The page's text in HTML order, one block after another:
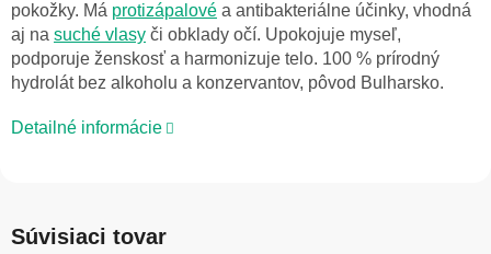
pokožky. Má protizápalové a antibakteriálne účinky, vhodná
aj na suché vlasy či obklady očí. Upokojuje myseľ,
podporuje ženskosť a harmonizuje telo. 100 % prírodný
hydrolát bez alkoholu a konzervantov, pôvod Bulharsko.
Detailné informácie
Súvisiaci tovar